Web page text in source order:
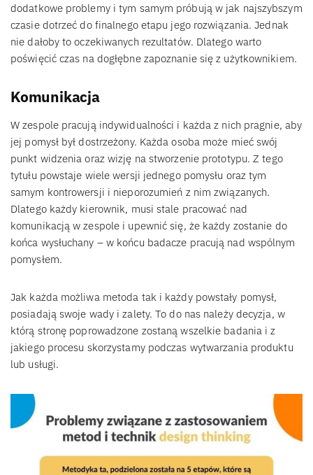
dodatkowe problemy i tym samym próbują w jak najszybszym
czasie dotrzeć do finalnego etapu jego rozwiązania. Jednak
nie dałoby to oczekiwanych rezultatów. Dlatego warto
poświęcić czas na dogłębne zapoznanie się z użytkownikiem.
Komunikacja
W zespole pracują indywidualności i każda z nich pragnie, aby
jej pomysł był dostrzeżony. Każda osoba może mieć swój
punkt widzenia oraz wizję na stworzenie prototypu. Z tego
tytułu powstaje wiele wersji jednego pomysłu oraz tym
samym kontrowersji i nieporozumień z nim związanych.
Dlatego każdy kierownik, musi stale pracować nad
komunikacją w zespole i upewnić się, że każdy zostanie do
końca wysłuchany – w końcu badacze pracują nad wspólnym
pomysłem.
Jak każda możliwa metoda tak i każdy powstały pomysł,
posiadają swoje wady i zalety. To do nas należy decyzja, w
którą stronę poprowadzone zostaną wszelkie badania i z
jakiego procesu skorzystamy podczas wytwarzania produktu
lub usługi.